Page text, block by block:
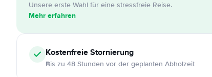
Unsere erste Wahl für eine stressfreie Reise.
Mehr erfahren
KostenfreieStornierung
Bis zu 48 Stunden vor der geplanten Abholzeit